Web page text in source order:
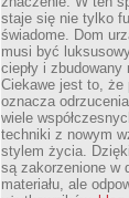
staje się nie tylko
świadome. Dom
musi być
ciepły i
Ciekawe jest to, że
oznacza
wiele
techniki z nowym
stylem życia.
są zakorzenione w
materiału, ale